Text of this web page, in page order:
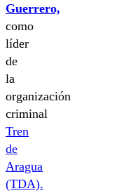
Guerrero,
como
líder
de
la
organización
criminal
Tren
de
Aragua
(TDA).